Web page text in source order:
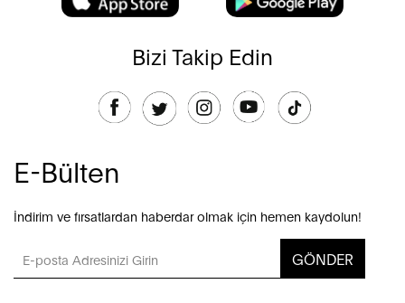
Bizi Takip Edin
E-Bülten
İndirim ve fırsatlardan haberdar olmak için hemen kaydolun!
GÖNDER